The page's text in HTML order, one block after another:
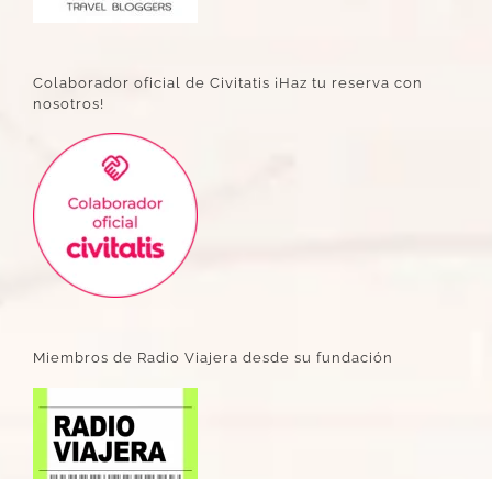
Colaborador oficial de Civitatis ¡Haz tu reserva con
nosotros!
Miembros de Radio Viajera desde su fundación